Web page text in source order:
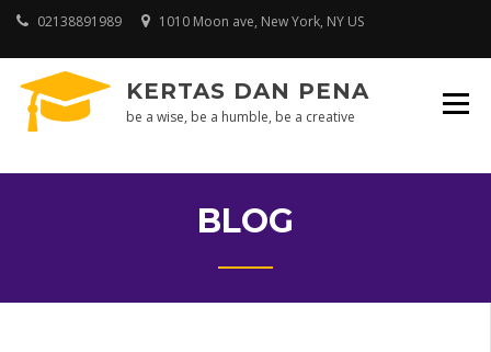
Skip
content
02138891989 1010 Moon ave, New York, NY US
KERTAS DAN PENA
be a wise, be a humble, be a creative
BLOG